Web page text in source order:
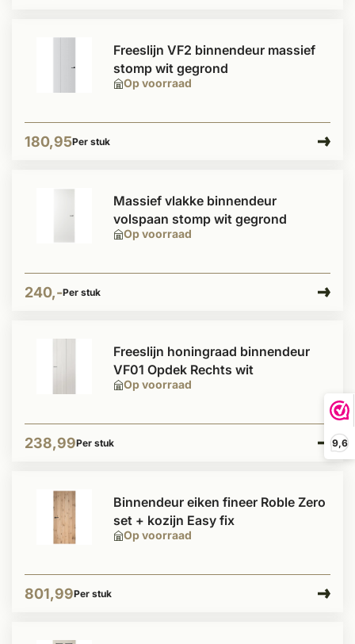
9,6
Op voorraad
Freeslijn VF2 binnendeur massief
stomp wit gegrond
180,95Per stuk
Op voorraad
Massief vlakke binnendeur
volspaan stomp wit gegrond
240,-Per stuk
Op voorraad
Freeslijn honingraad binnendeur
VF01 Opdek Rechts wit
238,99Per stuk
Op voorraad
Binnendeur eiken fineer Roble Zero
set + kozijn Easy fix
801,99Per stuk